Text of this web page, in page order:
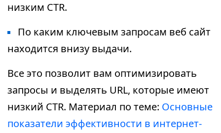
низким CTR.
По каким ключевым запросам веб сайт
находится внизу выдачи.
Все это позволит вам оптимизировать
запросы и выделять URL, которые имеют
низкий CTR. Материал по теме: Основные
показатели эффективности в интернет-